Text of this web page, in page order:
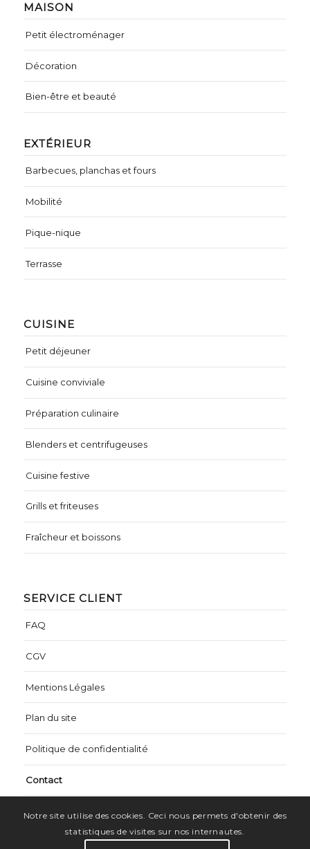
CUISINE
Petit déjeuner
Cuisine conviviale
Préparation culinaire
Blenders et centrifugeuses
Cuisine festive
Grills et friteuses
Fraîcheur et boissons
MAISON
Petit électroménager
Décoration
Bien-être et beauté
EXTÉRIEUR
Barbecues, planchas et fours
Mobilité
Pique-nique
Terrasse
SERVICE CLIENT
FAQ
CGV
Mentions Légales
Plan du site
Politique de confidentialité
Contact
Notre site utilise des cookies. Ceci nous permets d'obtenir des
statistiques de visites sur nos internautes.